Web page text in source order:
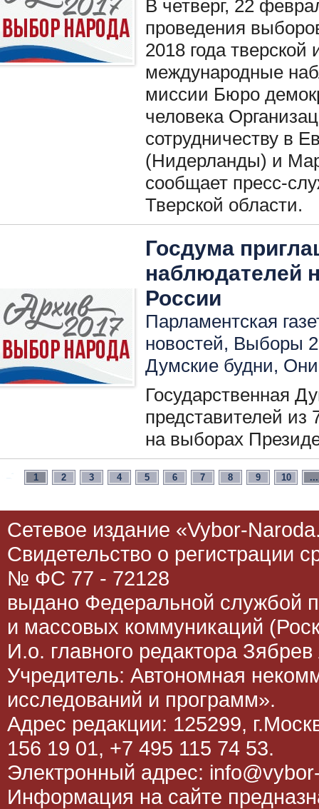
В четверг, 22
проведения
2018 года
международные
миссии Бюро
человека
сотрудничеству в
(Нидерланды) и
сообщает пресс-
Тверской области.
Госдума
наблюдателей
России
Парламентская
новостей, Выборы
Думские будни,
Государственная
представителей из
на выборах
1 2 3 4 5 6 7 8 9 10 ...
Сетевое издание «Vybor-
Свидетельство о регистрации
№ ФС 77 - 72128
выдано Федеральной службой
и массовых коммуникаций
И.о. главного редактора
Учредитель: Автономная
исследований и программ».
Адрес редакции: 125299,
156 19 01, +7 495 115 74 53.
Электронный адрес:
Информация на сайте